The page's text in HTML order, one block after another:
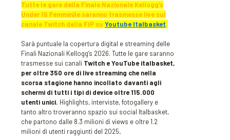
Tutte le gare della Finale Nazionale Kellogg’s
Under 15 Femminile saranno trasmesse live sul
canale Twitch della FIP su Youtube Italbasket.
Sarà puntuale la copertura digital e streaming delle
Finali Nazionali Kellogg’s 2026. Tutte le gare saranno
trasmesse sui canali Twitch e YouTube italbasket,
per oltre 350 ore di live streaming che nella
scorsa stagione hanno incollato davanti agli
schermi di tutti i tipi di device oltre 115.000
utenti unici. Highlights, interviste, fotogallery e
tanto altro troveranno spazio sui social Italbasket,
che partono dalle 8.3 milioni di views e oltre 1.2
milioni di utenti raggiunti del 2025.